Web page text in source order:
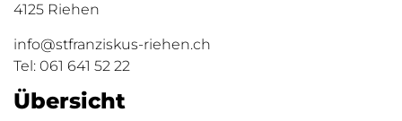
4125 Riehen
info@stfranziskus-riehen.ch
Tel: 061 641 52 22
Übersicht